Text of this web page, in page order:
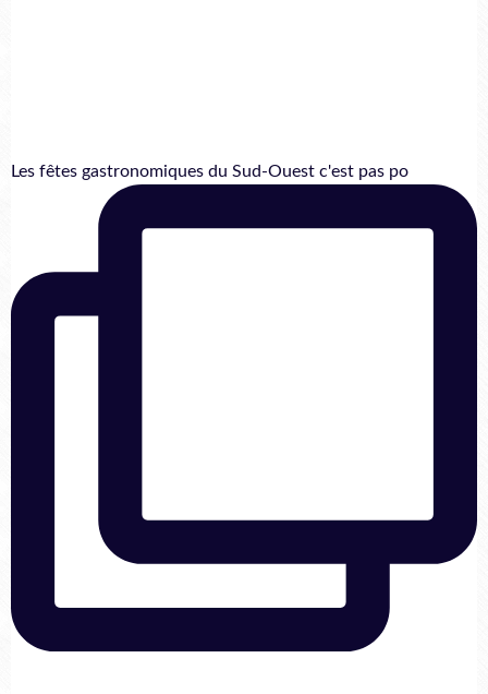
Les fêtes gastronomiques du Sud-Ouest c'est pas po